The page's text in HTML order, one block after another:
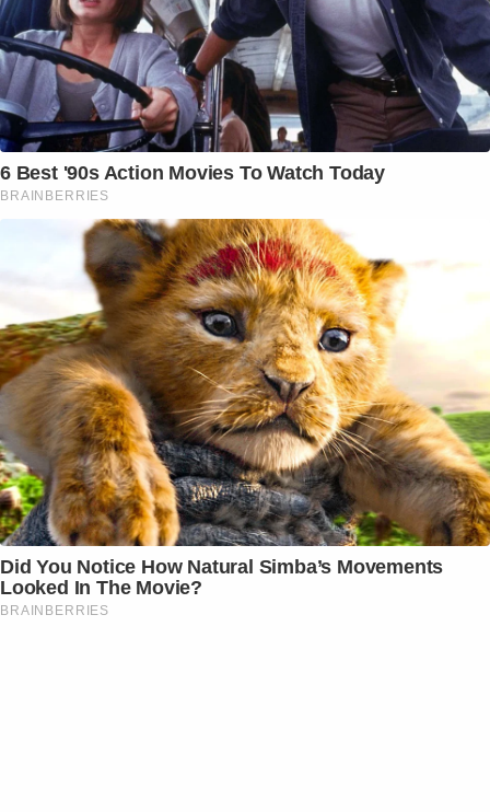
6 Best '90s Action Movies To Watch Today
BRAINBERRIES
Did You Notice How Natural Simba’s Movements
Looked In The Movie?
BRAINBERRIES